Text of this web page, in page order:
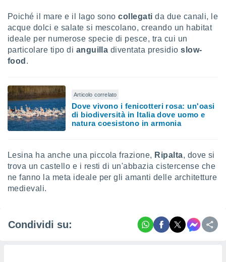
Poiché il mare e il lago sonocollegatida due canali, le
acque dolci e salate si mescolano, creando un habitat
ideale per numerose specie di pesce, tra cui un
particolare tipo di anguilla diventata presidioslow-
food .
Articolo correlato
Dove vivono i fenicotteri rosa: un'oasi
di biodiversità in Italia dove uomo e
natura coesistono in armonia
Lesina ha anche una piccola frazione, Ripalta, dove si
trova un castello e i resti di un'abbazia cistercense che
ne fanno la meta ideale per gli amanti delle architetture
medievali.
Condividi su: